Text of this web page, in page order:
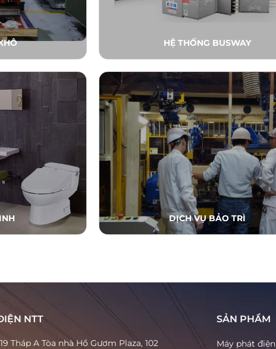
HỆ THỐNG BUSWAY
DỊCH VỤ BẢO TRÌ
NTT
Tháp A Tòa nhà Hồ Gươm Plaza, 102
SẢN PHẨM
Máy phát điện